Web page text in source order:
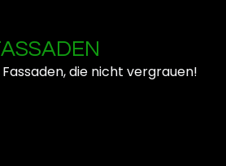
die nicht vergrauen!